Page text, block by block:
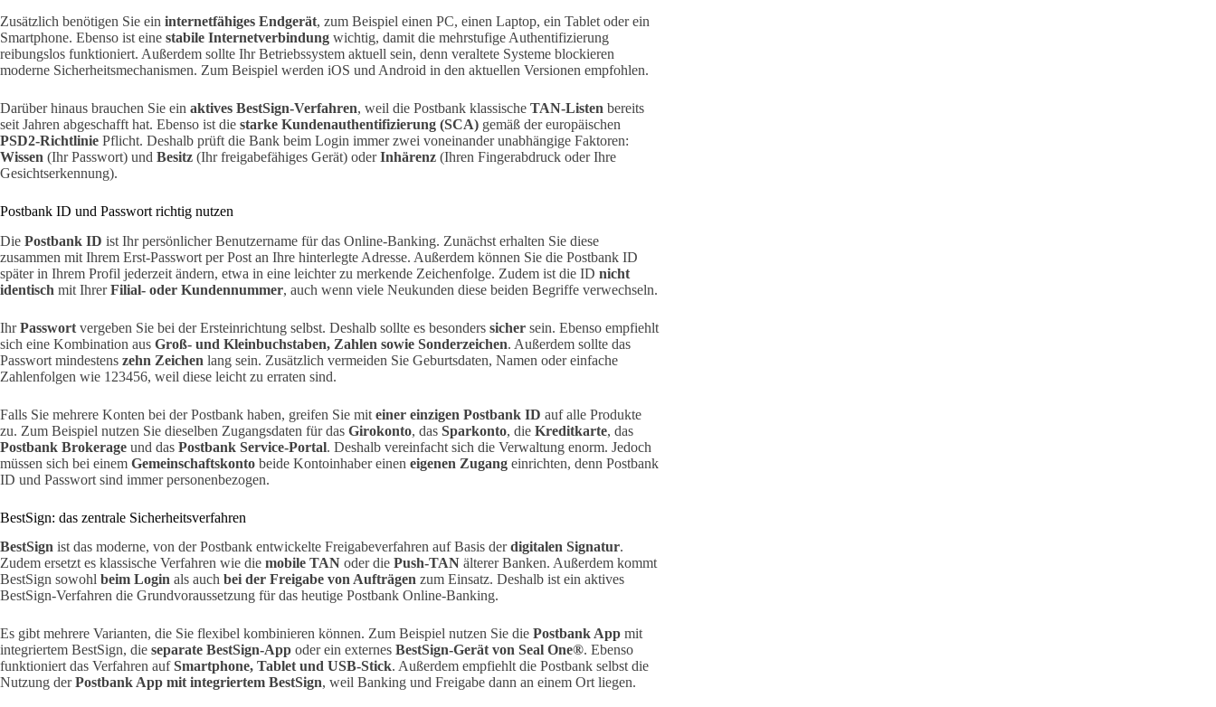
Zusätzlich benötigen Sie ein internetfähiges Endgerät, zum Beispiel einen PC, einen Laptop, ein Tablet oder ein
Smartphone. Ebenso ist eine stabile Internetverbindung wichtig, damit die mehrstufige Authentifizierung
reibungslos funktioniert. Außerdem sollte Ihr Betriebssystem aktuell sein, denn veraltete Systeme blockieren
moderne Sicherheitsmechanismen. Zum Beispiel werden iOS und Android in den aktuellen Versionen empfohlen.
Darüber hinaus brauchen Sie ein aktives BestSign-Verfahren, weil die Postbank klassische TAN-Listen bereits
seit Jahren abgeschafft hat. Ebenso ist die starke Kundenauthentifizierung (SCA) gemäß der europäischen
PSD2-Richtlinie Pflicht. Deshalb prüft die Bank beim Login immer zwei voneinander unabhängige Faktoren:
Wissen (Ihr Passwort) und Besitz (Ihr freigabefähiges Gerät) oderInhärenz (Ihren Fingerabdruck oder Ihre
Gesichtserkennung).
Postbank ID und Passwort richtig nutzen
Die Postbank ID ist Ihr persönlicher Benutzername für das Online-Banking. Zunächst erhalten Sie diese
zusammen mit Ihrem Erst-Passwort per Post an Ihre hinterlegte Adresse. Außerdem können Sie die Postbank ID
später in Ihrem Profil jederzeit ändern, etwa in eine leichter zu merkende Zeichenfolge. Zudem ist die ID nicht
identisch mit IhrerFilial- oder Kundennummer, auch wenn viele Neukunden diese beiden Begriffe verwechseln.
IhrPasswort vergeben Sie bei der Ersteinrichtung selbst. Deshalb sollte es besonders sicher sein. Ebenso empfiehlt
sich eine Kombination aus Groß- und Kleinbuchstaben, Zahlen sowie Sonderzeichen. Außerdem sollte das
Passwort mindestens zehn Zeichen lang sein. Zusätzlich vermeiden Sie Geburtsdaten, Namen oder einfache
Zahlenfolgen wie 123456, weil diese leicht zu erraten sind.
Falls Sie mehrere Konten bei der Postbank haben, greifen Sie mit einer einzigen Postbank ID auf alle Produkte
zu. Zum Beispiel nutzen Sie dieselben Zugangsdaten für das Girokonto, das Sparkonto, die Kreditkarte, das
Postbank Brokerage und das Postbank Service-Portal. Deshalb vereinfacht sich die Verwaltung enorm. Jedoch
müssen sich bei einem Gemeinschaftskonto beide Kontoinhaber einen eigenen Zugang einrichten, denn Postbank
ID und Passwort sind immer personenbezogen.
BestSign: das zentrale Sicherheitsverfahren
BestSign ist das moderne, von der Postbank entwickelte Freigabeverfahren auf Basis derdigitalen Signatur.
Zudem ersetzt es klassische Verfahren wie die mobile TAN oder die Push-TAN älterer Banken. Außerdem kommt
BestSign sowohl beim Login als auch bei der Freigabe von Aufträgen zum Einsatz. Deshalb ist ein aktives
BestSign-Verfahren die Grundvoraussetzung für das heutige Postbank Online-Banking.
Es gibt mehrere Varianten, die Sie flexibel kombinieren können. Zum Beispiel nutzen Sie die Postbank App mit
integriertem BestSign, die separate BestSign-App oder ein externes BestSign-Gerät von Seal One®. Ebenso
funktioniert das Verfahren aufSmartphone, Tablet und USB-Stick. Außerdem empfiehlt die Postbank selbst die
Nutzung derPostbank App mit integriertem BestSign, weil Banking und Freigabe dann an einem Ort liegen.